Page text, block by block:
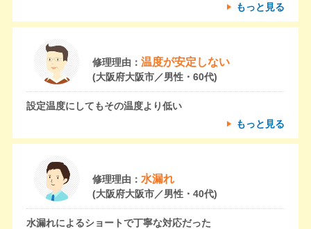
もっと見る
修理理由： 温度が安定しない
(大阪府大阪市／男性・60代)
設定温度にしてもその温度より低い
もっと見る
修理理由： 水漏れ
(大阪府大阪市／男性・40代)
水漏れによるショートで丁寧な対応だった